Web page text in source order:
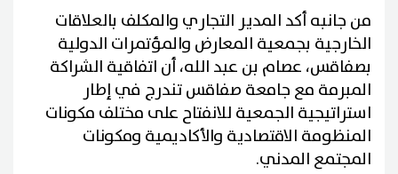
من جانبه أكد المدير التجاري والمكلف بالعلاقات
الخارجية بجمعية المعارض والمؤتمرات الدولية
بصفاقس، عصام بن عبد الله، أن اتفاقية الشراكة
المبرمة مع جامعة صفاقس تندرج في إطار
استراتيجية الجمعية للانفتاح على مختلف مكونات
المنظومة الاقتصادية والأكاديمية ومكونات
المجتمع المدني.